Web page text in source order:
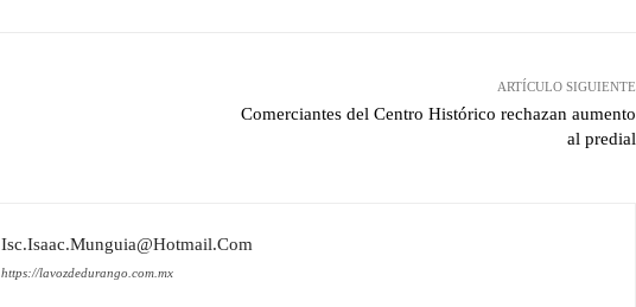
ARTÍCULO SIGUIENTE
Comerciantes del Centro Histórico rechazan aumento
al predial
Isc.isaac.munguia@hotmail.com
https://lavozdedurango.com.mx